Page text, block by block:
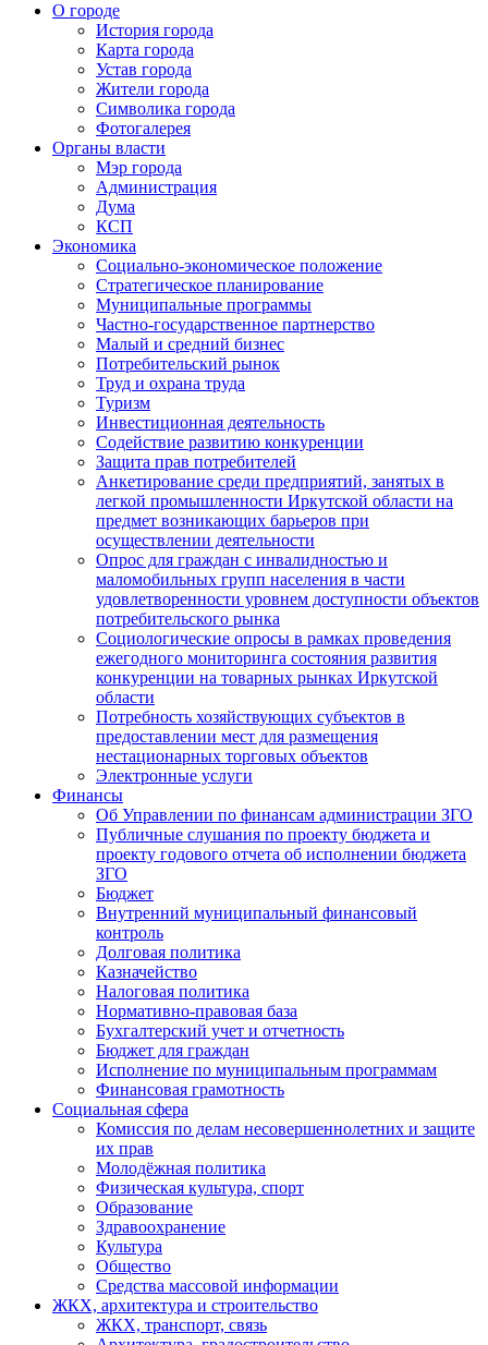
О городе
История города
Карта города
Устав города
Жители города
Символика города
Фотогалерея
Органы власти
Мэр города
Администрация
Дума
КСП
Экономика
Социально-экономическое положение
Стратегическое планирование
Муниципальные программы
Частно-государственное партнерство
Малый и средний бизнес
Потребительский рынок
Труд и охрана труда
Туризм
Инвестиционная деятельность
Содействие развитию конкуренции
Защита прав потребителей
Анкетирование среди предприятий, занятых в
легкой промышленности Иркутской области на
предмет возникающих барьеров при
осуществлении деятельности
Опрос для граждан с инвалидностью и
маломобильных групп населения в части
удовлетворенности уровнем доступности объектов
потребительского рынка
Социологические опросы в рамках проведения
ежегодного мониторинга состояния развития
конкуренции на товарных рынках Иркутской
области
Потребность хозяйствующих субъектов в
предоставлении мест для размещения
нестационарных торговых объектов
Электронные услуги
Финансы
Об Управлении по финансам администрации ЗГО
Публичные слушания по проекту бюджета и
проекту годового отчета об исполнении бюджета
ЗГО
Бюджет
Внутренний муниципальный финансовый
контроль
Долговая политика
Казначейство
Налоговая политика
Нормативно-правовая база
Бухгалтерский учет и отчетность
Бюджет для граждан
Исполнение по муниципальным программам
Финансовая грамотность
Социальная сфера
Комиссия по делам несовершеннолетних и защите
их прав
Молодёжная политика
Физическая культура, спорт
Образование
Здравоохранение
Культура
Общество
Средства массовой информации
ЖКХ, архитектура и строительство
ЖКХ, транспорт, связь